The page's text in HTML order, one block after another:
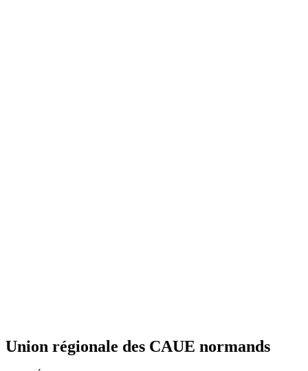
Union régionale des CAUE normands